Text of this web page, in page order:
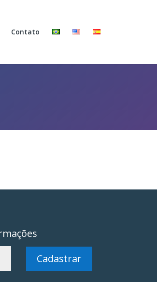
Contato
Cadastrar